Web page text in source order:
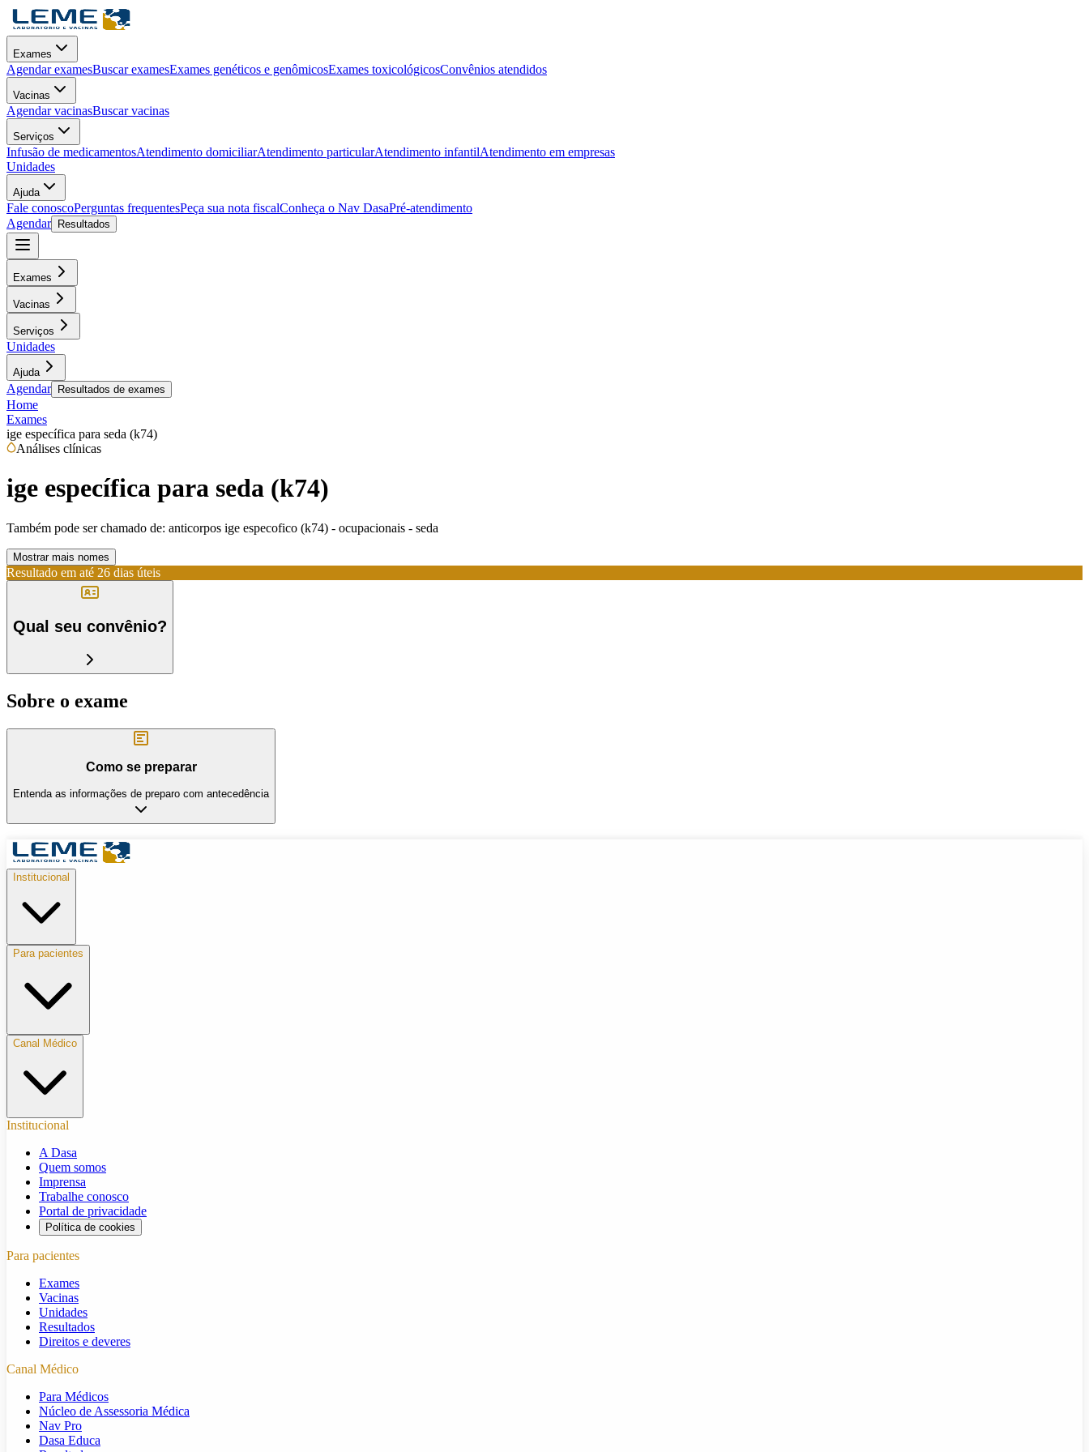
Exames
Agendar examesBuscar examesExames genéticos e genômicosExames toxicológicosConvênios atendidos
Vacinas
Agendar vacinasBuscar vacinas
Serviços
Infusão de medicamentosAtendimento domiciliarAtendimento particularAtendimento infantilAtendimento em empresas
Unidades
Ajuda
Fale conoscoPerguntas frequentesPeça sua nota fiscalConheça o Nav DasaPré-atendimento
Agendar
Resultados
Exames
Vacinas
Serviços
Unidades
Ajuda
Agendar Resultados de exames
Home
Exames
ige específica para seda (k74)
Análises clínicas
ige específica para seda (k74)
Também pode ser chamado de: anticorpos ige especofico (k74) - ocupacionais - seda
Mostrar mais nomes
Resultado em até 26 dias úteis
Qual seu convênio?
Sobre o exame
Como se preparar
Entenda as informações de preparo com antecedência
Institucional
Para pacientes
Canal Médico
Institucional
A Dasa
Quem somos
Imprensa
Trabalhe conosco
Portal de privacidade
Política de cookies
Para pacientes
Exames
Vacinas
Unidades
Resultados
Direitos e deveres
Canal Médico
Para Médicos
Núcleo de Assessoria Médica
Nav Pro
Dasa Educa